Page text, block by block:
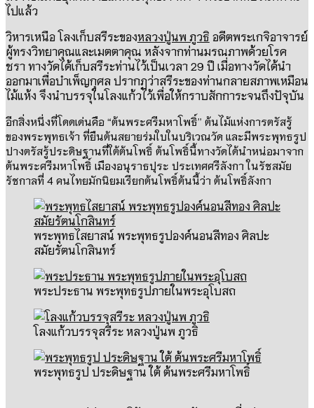
ไปแล้ว
วิหารเหนือ โลงเก็บสรีระของหลวงปู่นพ ภูวธิ อดีตพระเกจิอาจารย์
ผู้ทรงวิทยาคุณและเมตตาคุณ หลังจากท่านมรณภาพด้วยโรค
ชรา ทางวัดได้เก็บสรีระท่านไว้เป็นเวลา29 ปี เมื่อทางวัดได้นำ
ออกมาเพื่อบำเพ็ญกุศล ปรากฏว่าสรีระของท่านกลายสภาพเหมือน
ไม้แห้ง จึงนำบรรจุในโลงแก้วไว้เพื่อให้กราบสักการะจนถึงปัจุบัน
อีกสิ่งหนึ่งที่โดดเด่นคือ “ต้นพระศรีมหาโพธิ์” ต้นไม้แห่งการตรัสรู้
ของพระพุทธเจ้า ที่ยืนต้นสยายร่มใบในบริเวณวัด และมีพระพุทธรูป
ปางตรัสรู้ประดิษฐานที่ใต้ต้นโพธิ์ ต้นโพธิ์นี้ทางวัดได้นำหน่อมาจาก
ต้นพระศรีมหาโพธิ์ เมืองอนุราธปุระ ประเทศศรีลังกา ในรัชสมัย
รัชกาลที่ 4 คนไทยมักนิยมเรียกต้นโพธิ์ต้นนี้ว่า ต้นโพธิ์ลังกา
พระพุทธไสยาสน์ พระพุทธรูปองค์นอนสีทอง ศิลปะ
สมัยรัตนโกสินทร์
พระประธาน พระพุทธรูปภายในพระอุโบสถ
โลงแก้วบรรจุสรีระ หลวงปู่นพ ภูวธิ
พระพุทธรูป ประดิษฐาน ใต้ ต้นพระศรีมหาโพธิ์